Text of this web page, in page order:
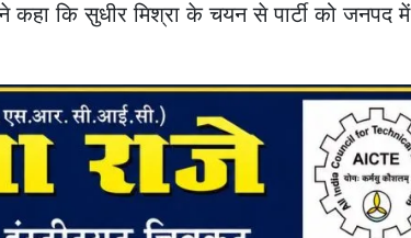
कहा कि सुधीर मिश्रा के चयन से पार्टी को जनपद में